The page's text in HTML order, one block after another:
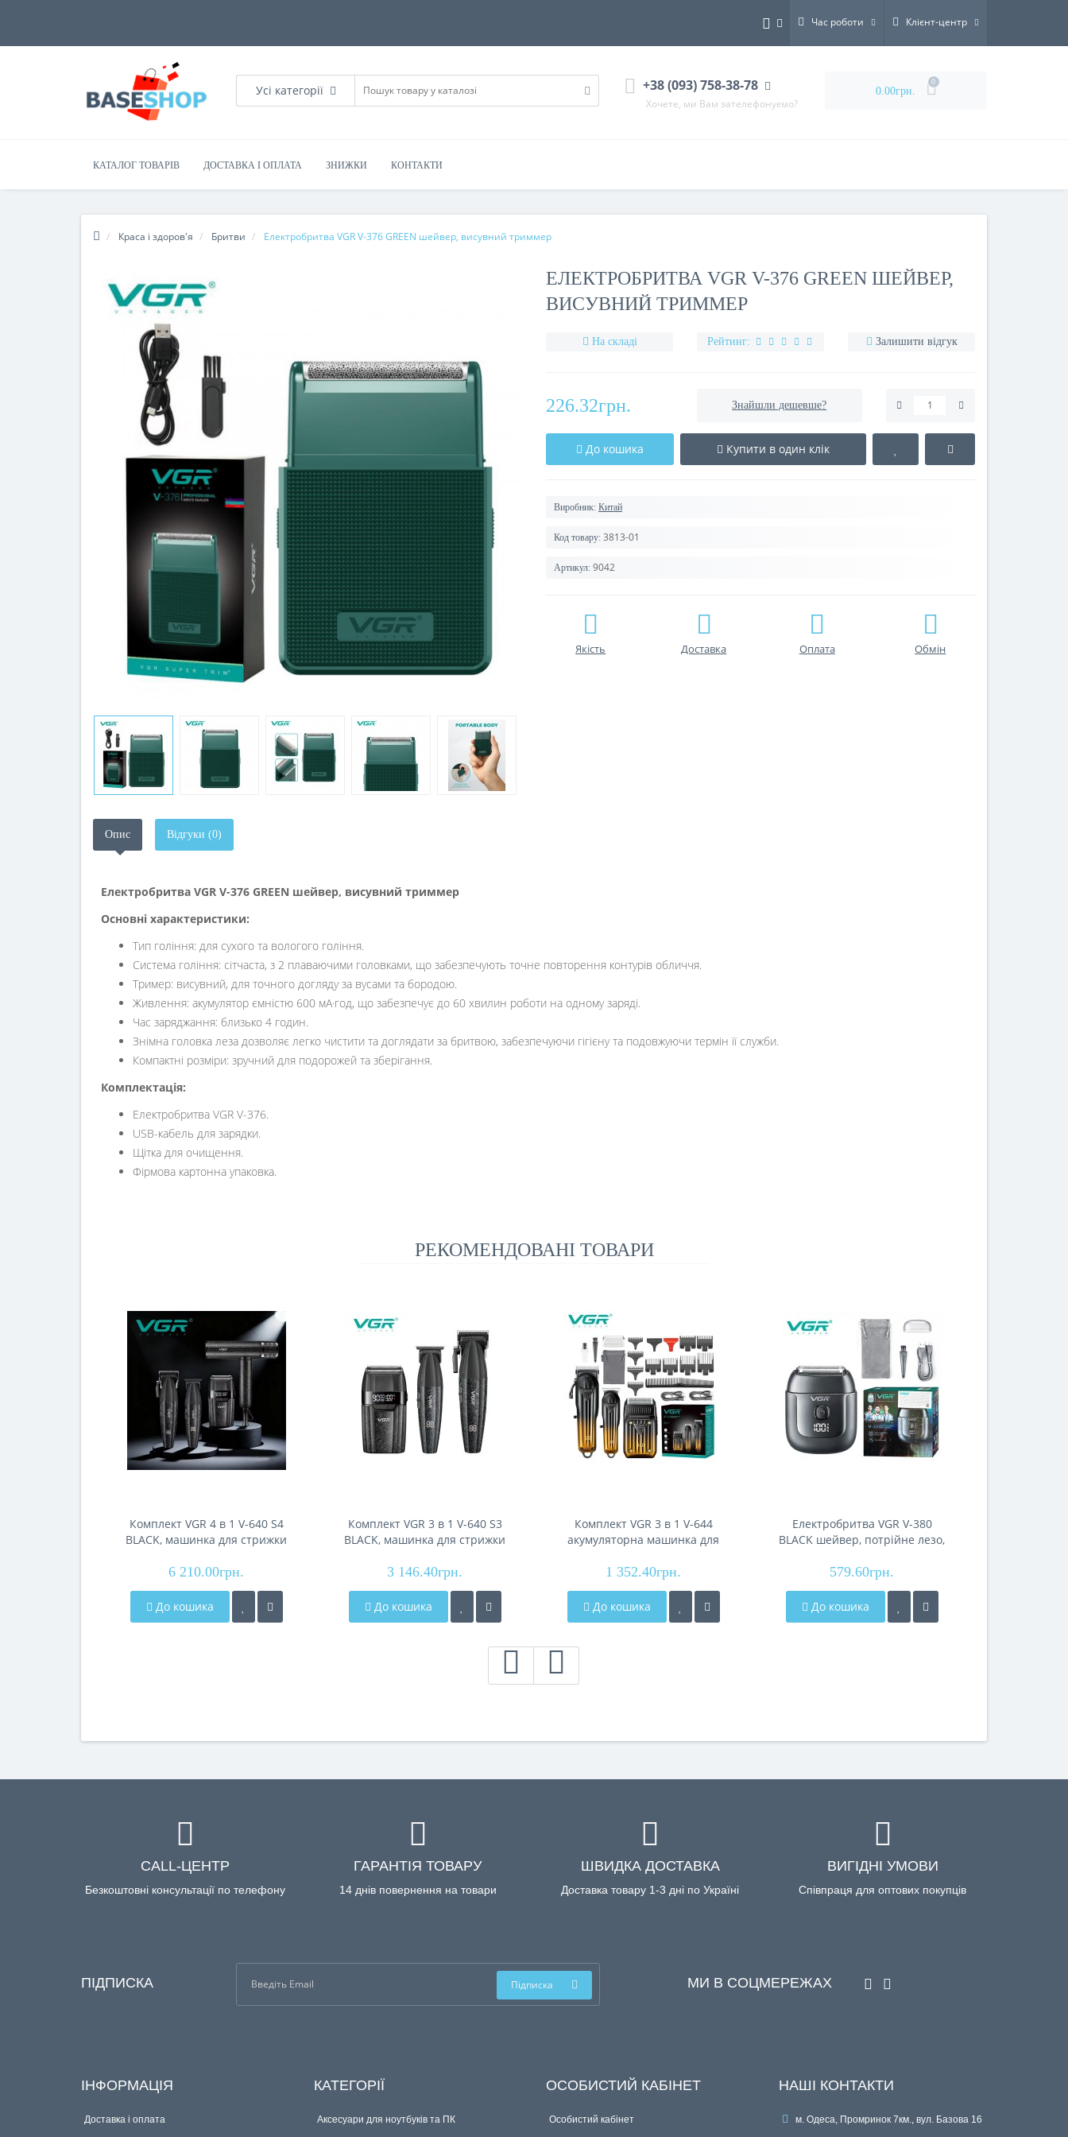
Час роботи Клієнт-центр
Усі категорії +38 (093) 758-38-78
Хочете, ми Вам зателефонуємо?
0.00грн.
0
КАТАЛОГ ТОВАРІВ ДОСТАВКА І ОПЛАТА ЗНИЖКИ КОНТАКТИ
Краса і здоров'я Бритви Електробритва VGR V-376 GREEN шейвер, висувний триммер
ЕЛЕКТРОБРИТВА VGR V-376 GREEN ШЕЙВЕР,
ВИСУВНИЙ ТРИММЕР
На складі Рейтинг: Залишити відгук
226.32грн. Знайшли дешевше?
До кошика Купити в один клік
Виробник: Китай
Код товару: 3813-01
Артикул: 9042
Якість Доставка Оплата Обмін
Опис Відгуки (0)
Електробритва VGR V-376 GREEN шейвер, висувний триммер
Основні характеристики:
Тип гоління: для сухого та вологого гоління.
Система гоління: сітчаста, з 2 плаваючими головками, що забезпечують точне повторення контурів обличчя.
Тример: висувний, для точного догляду за вусами та бородою.
Живлення: акумулятор ємністю 600 мА·год, що забезпечує до 60 хвилин роботи на одному заряді.
Час заряджання: близько 4 годин.
Знімна головка леза дозволяє легко чистити та доглядати за бритвою, забезпечуючи гігієну та подовжуючи термін її служби.
Компактні розміри: зручний для подорожей та зберігання.
Комплектація:
Електробритва VGR V-376.
USB-кабель для зарядки.
Щітка для очищення.
Фірмова картонна упаковка.
РЕКОМЕНДОВАНІ ТОВАРИ
Комплект VGR 4 в 1 V-640 S4
BLACK, машинка для стрижки
електробритва (шейвер), фен
6 210.00грн.
До кошика
Комплект VGR 3 в 1 V-640 S3
BLACK, машинка для стрижки
електробритва (шейвер)
3 146.40грн.
До кошика
Комплект VGR 3 в 1 V-644
акумуляторна машинка для
та електробритва (шейвер)
1 352.40грн.
До кошика
Електробритва VGR V-380
BLACK шейвер, потрійне лезо,
579.60грн.
До кошика
CALL-ЦЕНТР
Безкоштовні консультації по телефону
ГАРАНТІЯ ТОВАРУ
14 днів повернення на товари
ШВИДКА ДОСТАВКА
Доставка товару 1-3 дні по Україні
ВИГІДНІ УМОВИ
Співпраця для оптових покупців
ПІДПИСКА Підписка МИ В СОЦМЕРЕЖАХ
ІНФОРМАЦІЯ
Доставка і оплата
КАТЕГОРІЇ
Аксесуари для ноутбуків та ПК
ОСОБИСТИЙ КАБІНЕТ
Особистий кабінет
НАШІ КОНТАКТИ
м. Одеса, Промринок 7км., вул. Базова 16